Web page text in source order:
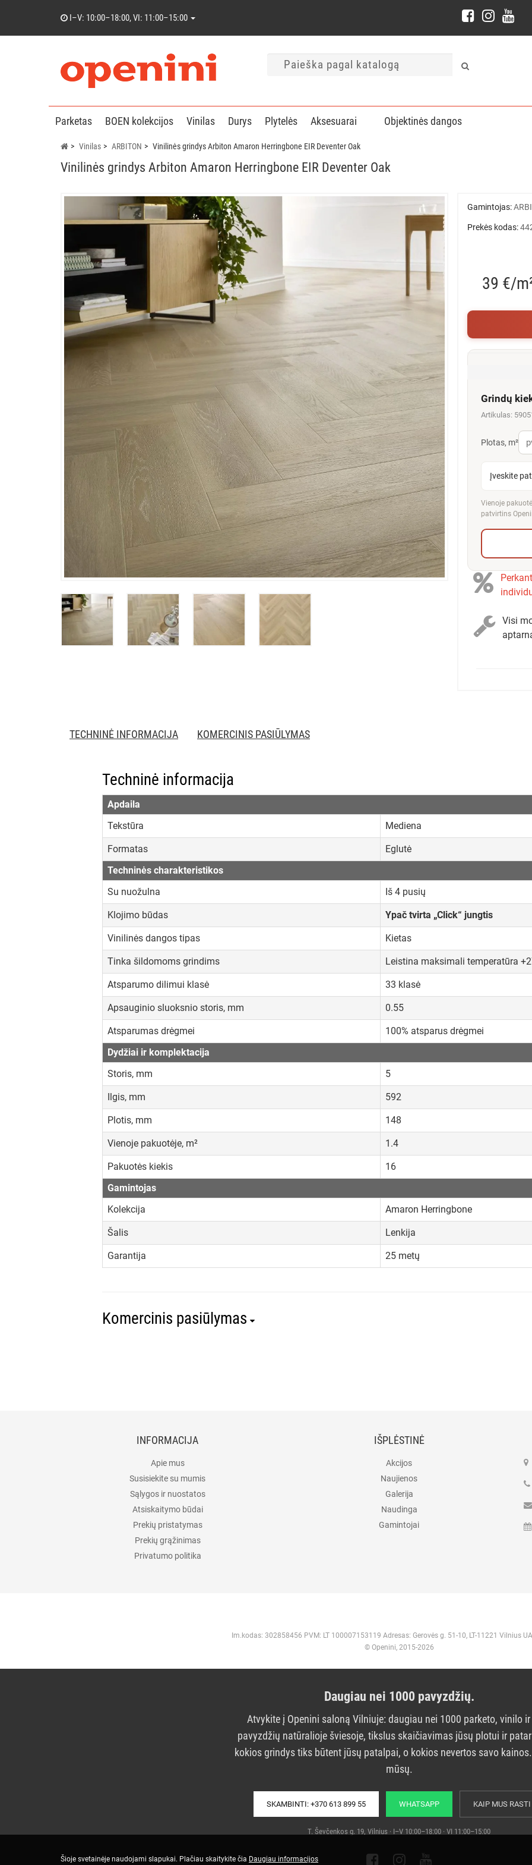
I–V: 10:00–18:00, VI: 11:00–15:00
Parketas BOEN kolekcijos Vinilas Durys Plytelės Aksesuarai Objektinės dangos
Vinilas ARBITON Vinilinės grindys Arbiton Amaron Herringbone EIR Deventer Oak
Vinilinės grindys Arbiton Amaron Herringbone EIR Deventer Oak
Gamintojas:
Prekės kodas:
39 €/
Grindų
Artikulas:
Plotas, m²
Įveskite
Vienoje
patvirtins
Visi
TECHNINĖ INFORMACIJA KOMERCINIS PASIŪLYMAS
Techninė informacija
Apdaila
Tekstūra
Mediena
Formatas
Eglutė
Techninės charakteristikos
Su nuožulna
Iš 4 pusių
Klojimo būdas Ypač tvirta „Click“ jungtis
Vinilinės dangos tipas Kietas
Tinka šildomoms grindims Leistina maksimali temperatūra
Atsparumo dilimui klasė 33 klasė
Apsauginio sluoksnio storis, mm 0.55
Atsparumas drėgmei
100% atsparus drėgmei
Dydžiai ir komplektacija
Storis, mm
5
Ilgis, mm 592
Plotis, mm 148
Vienoje pakuotėje, m² 1.4
Pakuotės kiekis
16
Gamintojas
Kolekcija
Amaron Herringbone
Šalis Lenkija
Garantija 25 metų
Komercinis pasiūlymas
INFORMACIJA
Apie mus
Susisiekite su mumis
Sąlygos ir nuostatos
Atsiskaitymo būdai
Prekių pristatymas
Prekių grąžinimas
Privatumo politika
IŠPLĖSTINĖ
Akcijos
Naujienos
Galerija
Naudinga
Gamintojai
Im.kodas: 302858456 PVM: LT 100007153119 Adresas: Gerovės g. 51-10, LT-11221 Vilnius
© Openini, 2015-2026
Daugiau nei 1000 pavyzdžių.
Atvykite į Openini saloną Vilniuje: daugiau nei 1000 parketo, vinilo
pavyzdžių natūralioje šviesoje, tikslus skaičiavimas jūsų plotui ir
kokios grindys tiks būtent jūsų patalpai, o kokios nevertos savo
mūsų.
SKAMBINTI: +370 613 899 55 WHATSAPP KAIP MUS RASTI
T. Ševčenkos g. 19, Vilnius · I–V 10:00–18:00 · VI 11:00–15:00
Šioje svetainėje naudojami slapukai. Plačiau skaitykite čia Daugiau informacijos